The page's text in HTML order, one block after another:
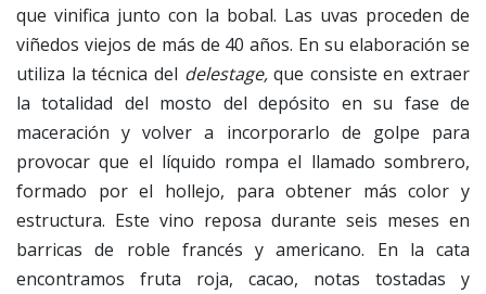
que vinifica junto con la bobal. Las uvas proceden de
viñedos viejos de más de 40 años. En su elaboración se
utiliza la técnica del delestage,que consiste en extraer
la totalidad del mosto del depósito en su fase de
maceración y volver a incorporarlo de golpe para
provocar que el líquido rompa el llamado sombrero,
formado por el hollejo, para obtener más color y
estructura. Este vino reposa durante seis meses en
barricas de roble francés y americano. En la cata
encontramos fruta roja, cacao, notas tostadas y